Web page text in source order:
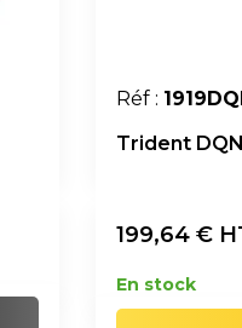
Réf :
Trident
199,64 €
En stock